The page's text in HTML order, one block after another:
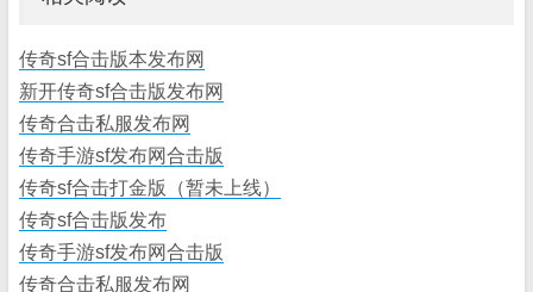
传奇sf合击版本发布网
新开传奇sf合击版发布网
传奇合击私服发布网
传奇手游sf发布网合击版
传奇sf合击打金版（暂未上线）
传奇sf合击版发布
传奇手游sf发布网合击版
传奇合击私服发布网